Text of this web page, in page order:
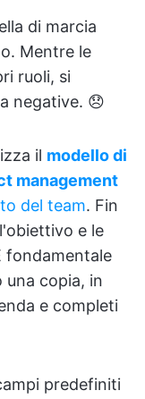
di marcia
Mentre le
ruoli, si
negative. 😞
il modello di
management
del team. Fin
e le
fondamentale
una copia, in
e completi
predefiniti